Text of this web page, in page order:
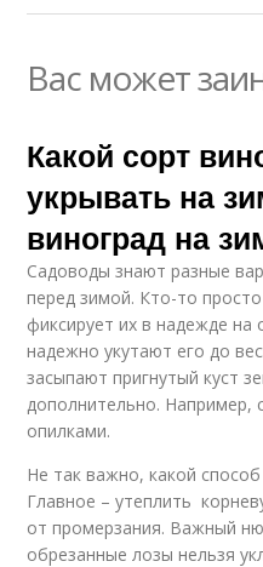
Вас может
Какой сорт
укрывать на
виноград на
Садоводы знают разные
перед зимой. Кто-то
фиксирует их в надежде на
надежно укутают его до
засыпают пригнутый куст
дополнительно.
опилками.
Не так важно, какой
Главное – утеплить
от промерзания. Важный
обрезанные лозы нельзя